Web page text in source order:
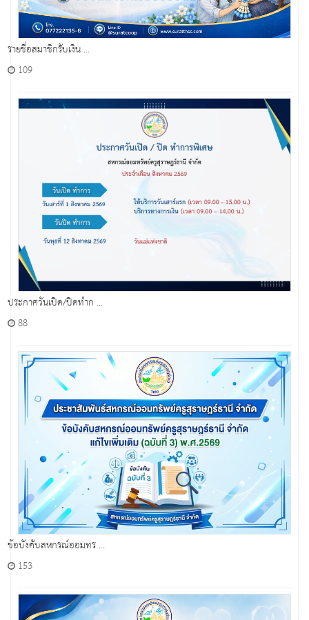
รายชื่อสมาชิกรับเงิน ...
109
ประกาศวันเปิด/ปิดทำก ...
88
ข้อบังคับสหกรณ์ออมทร ...
153